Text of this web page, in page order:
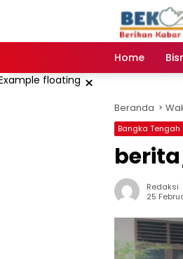
Home
×
Beranda
Bangka Tengah
Redaksi
25